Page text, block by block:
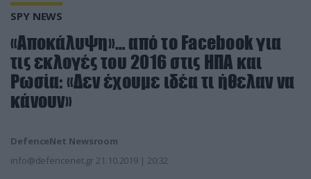
SPY NEWS
«Αποκάλυψη»… από το Facebook για
τις εκλογές του 2016 στις ΗΠΑ και
Ρωσία: «Δεν έχουμε ιδέα τι ήθελαν να
κάνουν»
DefenceNet Newsroom
info@defencenet.gr 21.10.2019 | 20:32